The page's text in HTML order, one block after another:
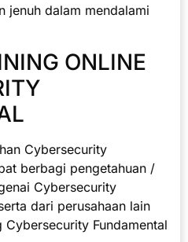
jenuh dalam mendalami
ONLINE
Cybersecurity
berbagi pengetahuan /
Cybersecurity
dari perusahaan lain
Fundamental